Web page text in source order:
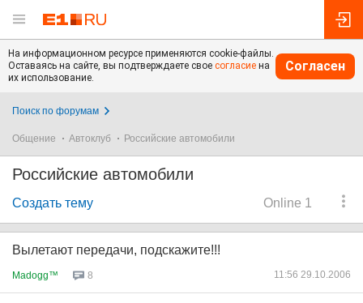
На информационном ресурсе применяются cookie-файлы.
Оставаясь на сайте, вы подтверждаете свое согласие на
их использование.
Согласен
Поиск по форумам
Общение Автоклуб Российские автомобили
Российские автомобили
Online 1
Создать тему
Вылетают передачи, подскажите!!!
Madogg™ 8 11:56 29.10.2006